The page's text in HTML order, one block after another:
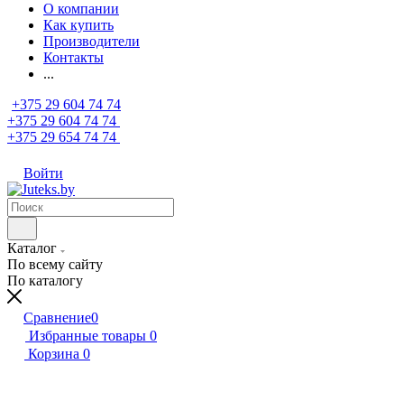
О компании
Как купить
Производители
Контакты
...
+375 29 604 74 74
+375 29 604 74 74
+375 29 654 74 74
Войти
Каталог
По всему сайту
По каталогу
Сравнение0
Избранные товары 0
Корзина 0